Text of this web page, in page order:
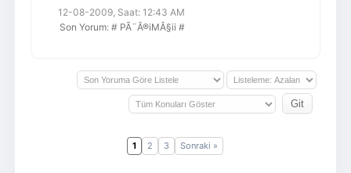
12-08-2009, Saat: 12:43 AM
Son Yorum: # PÃ¨Â®iMÂ§ii #
1 2 3 Sonraki »